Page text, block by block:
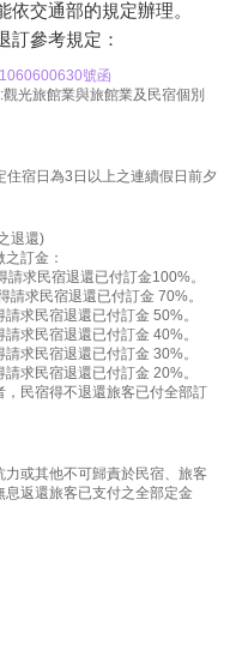
交通部的規定辦理。
訂參考規定：
號函
光旅館業與旅館業及民宿個別
住宿日為3日以上之連續假日前夕
退還)
訂金：
求民宿退還已付訂金100%。
求民宿退還已付訂金 70%。
求民宿退還已付訂金 50%。
求民宿退還已付訂金 40%。
求民宿退還已付訂金 30%。
民宿退還已付訂金 20%。
民宿得不退還旅客已付全部訂
或其他不可歸責於民宿、旅客
返還旅客已支付之全部定金